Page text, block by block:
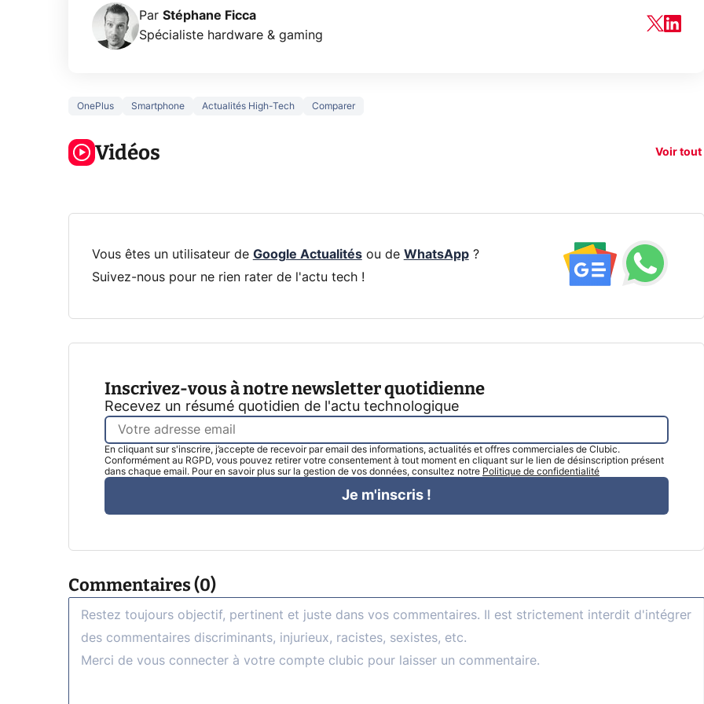
Par Stéphane Ficca
Spécialiste hardware & gaming
OnePlus Smartphone Actualités High-Tech Comparer
Vidéos Voir tout
Ce que vous
la navigation
privée !
xAI attaque la
pas
Vous êtes un utilisateur de Google Actualitésou de WhatsApp?
Suivez-nous pour ne rien rater de l'actu tech !
Inscrivez-vous à notre newsletter quotidienne
Recevez un résumé quotidien de l'actu technologique
En cliquant sur s'inscrire, j’accepte de recevoir par email des informations, actualités et offres commerciales de Clubic.
Conformément au RGPD, vous pouvez retirer votre consentement à tout moment en cliquant sur le lien de désinscription présent
dans chaque email. Pour en savoir plus sur la gestion de vos données, consultez notre Politique de confidentialité
Je m'inscris !
Commentaires (0)